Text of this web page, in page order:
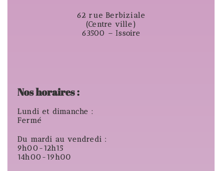
62 rue Berbiziale
(Centre ville)
63500 – Issoire
Nos horaires :
Lundi et dimanche :
Fermé
Du mardi au vendredi :
9h00-12h15
14h00-19h00